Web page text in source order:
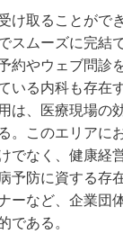
け取ることがで
スムーズに完結
約やウェブ問診
いる内科も存在
は、医療現場の
。このエリアに
でなく、健康経
予防に資する存
ーなど、企業団
ある。